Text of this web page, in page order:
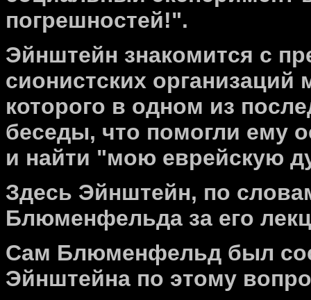
погрешностей!".
Эйнштейн знакомится с
сионистских
которого в одном из
беседы, что помогли ему
и найти "мою еврейскую
Здесь Эйнштейн, по
Блюменфельда за его
Сам Блюменфельд был
Эйнштейна по этому